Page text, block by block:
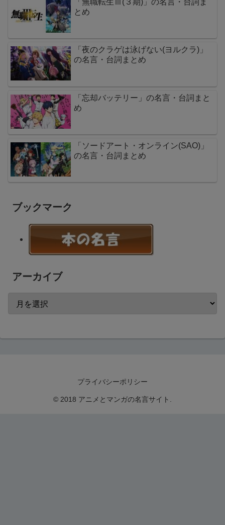
とめ
「夜のクラゲは泳げない(ヨルクラ)」
の名言・台詞まとめ
「忘却バッテリー」の名言・台詞まと
め
「ソードアート・オンライン(SAO)」
の名言・台詞まとめ
ブックマーク
アーカイブ
プライバシーポリシー
© 2018 アニメとマンガの名言サイト.